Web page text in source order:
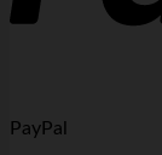
PayPal